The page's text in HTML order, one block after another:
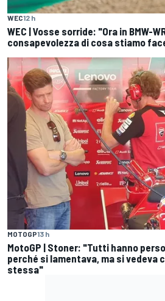
WEC12 h
WEC | Vosse sorride: "Ora in BMW-
consapevolezza di cosa stiamo
MOTOGP13 h
MotoGP | Stoner: "Tutti hanno
perché si lamentava, ma si vedeva
stessa"